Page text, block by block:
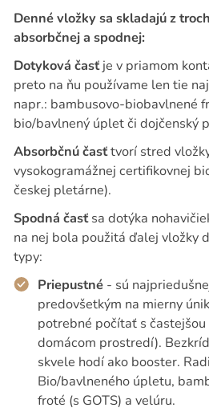
Denné vložky sa skladajú z
absorbčnej a spodnej:
Dotyková časťje v priamom
preto na ňu používame len tie
napr.: bambusovo-biobavlnené
bio/bavlnený úplet či dojčenský
Absorbčnú časťtvorí stred
vysokogramážnej certifikovnej
českej pletárne).
Spodná časťsa dotýka
na nej bola použitá ďalej vložky
typy:
Priepustné- sú
predovšetkým na mierny
potrebné počítať s
domácom prostredí).
skvele hodí ako booster.
Bio/bavlneného úpletu,
froté (s GOTS) a velúru.